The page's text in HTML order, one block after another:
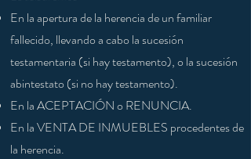
En la apertura de la herencia de un familiar
fallecido, llevando a cabo la sucesión
testamentaria (si hay testamento), o la sucesión
abintestato (si no hay testamento).
En la ACEPTACIÓN o RENUNCIA.
En la VENTA DE INMUEBLES procedentes de
la herencia.